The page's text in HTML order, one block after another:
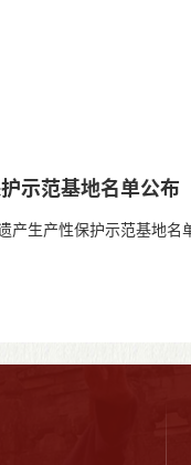
示范基地名单公布
产生产性保护示范